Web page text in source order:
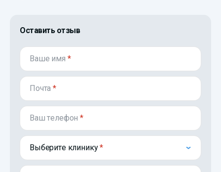
Оставить отзыв
Ваше имя *
Почта*
Ваш телефон*
Выберите клинику